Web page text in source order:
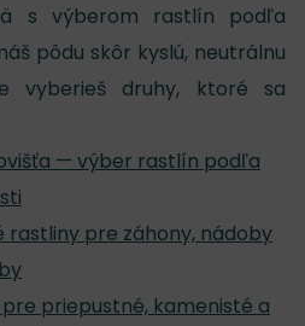
s výberom rastlín podľa
pôdu skôr kyslú, neutrálnu
vyberieš druhy, ktoré sa
— výber rastlín podľa
pre záhony, nádoby
priepustné, kamenisté a